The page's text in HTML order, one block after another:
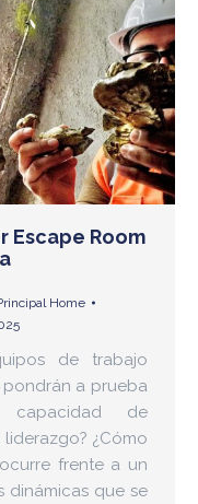
Escape Room
Home
de trabajo
a prueba
de
¿Cómo
frente a un
dinámicas que se